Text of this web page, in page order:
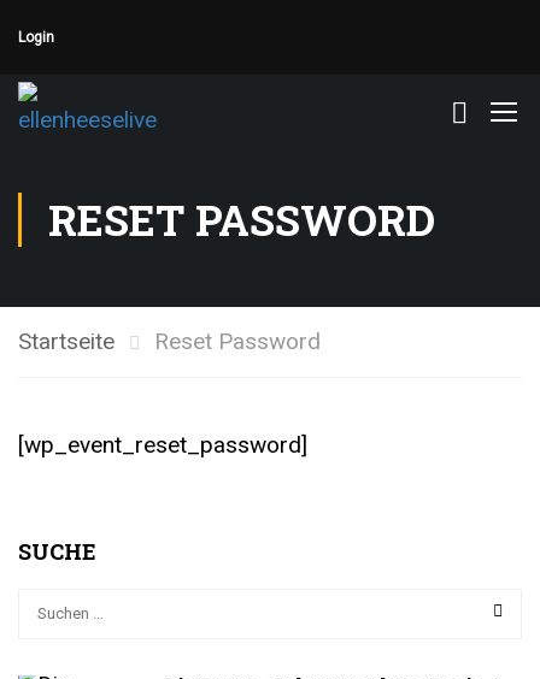
Login
RESET PASSWORD
Startseite Reset Password
[wp_event_reset_password]
SUCHE